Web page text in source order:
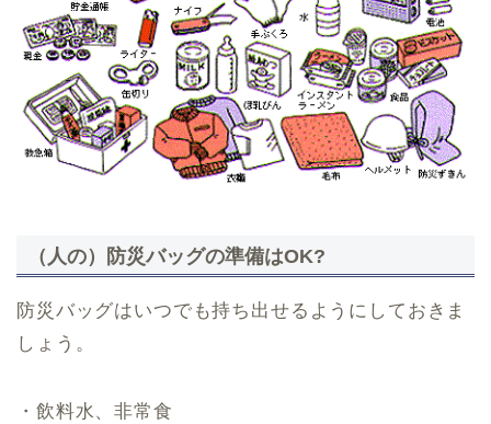
（人の）防災バッグの準備はOK?
防災バッグはいつでも持ち出せるようにしておきま
しょう。
・飲料水、非常食